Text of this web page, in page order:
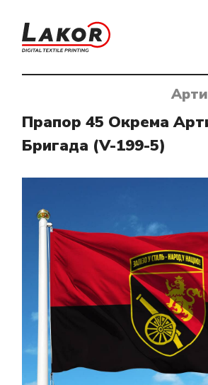
Нічого не знайдено
Прапор 45 Окрема
Бригада (V-199-5)